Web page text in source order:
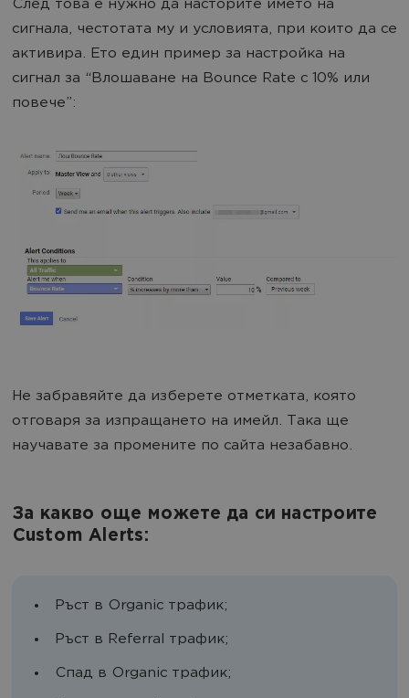
След това е нужно да насторите името на
сигнала, честотата му и условията, при които да се
активира. Ето един пример за настройка на
сигнал за “Влошаване на Bounce Rate с 10% или
повече”:
Не забравяйте да изберете отметката, която
отговаря за изпращането на имейл. Така ще
научавате за промените по сайта незабавно.
За какво още можете да си настроите
Custom Alerts:
Ръст в Organic трафик;
Ръст в Referral трафик;
Спад в Organic трафик;